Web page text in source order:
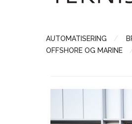
AUTOMATISERING
OFFSHORE OG MARINE